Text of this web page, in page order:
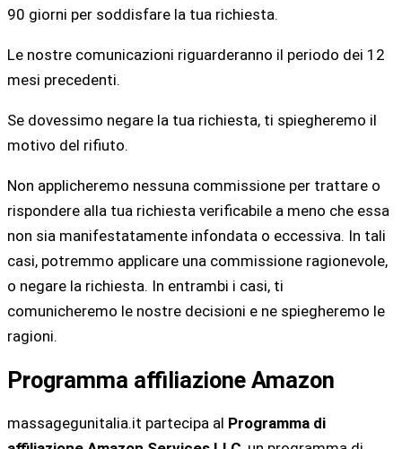
90 giorni per soddisfare la tua richiesta.
Le nostre comunicazioni riguarderanno il periodo dei 12
mesi precedenti.
Se dovessimo negare la tua richiesta, ti spiegheremo il
motivo del rifiuto.
Non applicheremo nessuna commissione per trattare o
rispondere alla tua richiesta verificabile a meno che essa
non sia manifestatamente infondata o eccessiva. In tali
casi, potremmo applicare una commissione ragionevole,
o negare la richiesta. In entrambi i casi, ti
comunicheremo le nostre decisioni e ne spiegheremo le
ragioni.
Programma affiliazione Amazon
massagegunitalia.it partecipa al Programma di